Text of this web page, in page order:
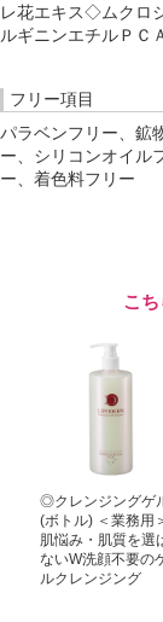
レ花エキス◇ムクロ
ルギニンエチルＰ
フリー項目
パラベンフリー、鉱
ー、シリコンオイル
ー、着色料フリー
こ
◎クレンジングゲ
(ボトル) ＜業務用
肌悩み・肌質を選
ないW洗顔不要の
ルクレンジング